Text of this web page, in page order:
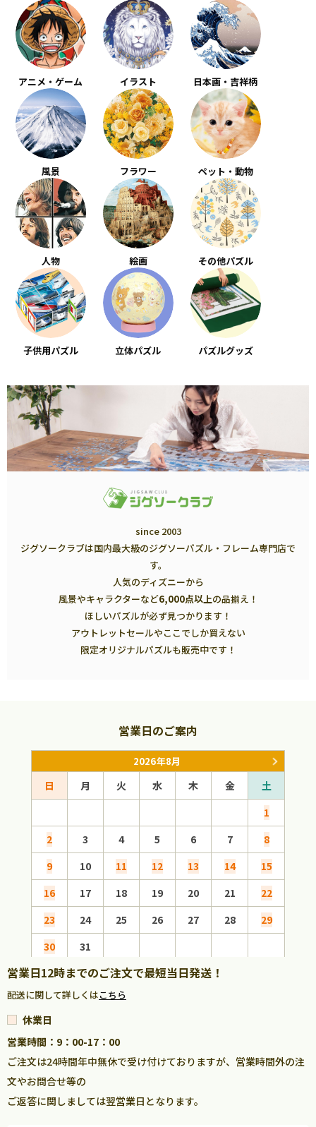
アニメ・ゲーム イラスト 日本画・吉祥柄
風景 フラワー ペット・動物
人物 絵画 その他パズル
子供用パズル 立体パズル パズルグッズ
since 2003
ジグソークラブは国内最大級のジグソーパズル・フレーム専門店で
す。
人気のディズニーから
風景やキャラクターなど6,000点以上の品揃え！
ほしいパズルが必ず見つかります！
アウトレットセールやここでしか買えない
限定オリジナルパズルも販売中です！
営業日のご案内
2026年8月
日 月 火 水 木 金
土
1
2
3 4 5 6 7
8
9
10 11 12 13 14
15
16
17 18 19 20 21
22
23
24 25 26 27 28
29
30
31
営業日12時までのご注文で最短当日発送！
配送に関して詳しくはこちら
休業日
営業時間：9：00-17：00
ご注文は24時間年中無休で受け付けておりますが、営業時間外の注
文やお問合せ等の
ご返答に関しましては翌営業日となります。